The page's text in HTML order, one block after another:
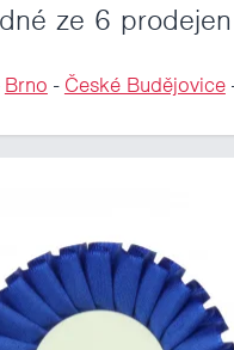
ze 6
Brno - České Budějovice